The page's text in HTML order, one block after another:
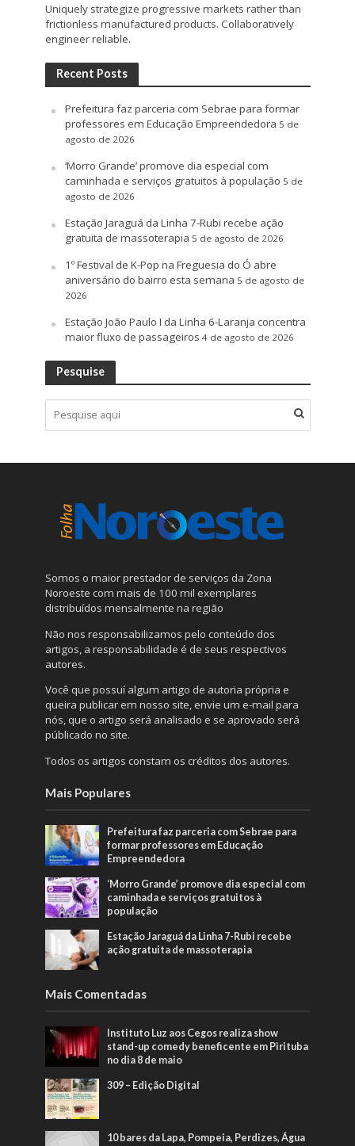
Uniquely strategize progressive markets rather than
frictionless manufactured products. Collaboratively
engineer reliable.
Recent Posts
Prefeitura faz parceria com Sebrae para formar
professores em Educação Empreendedora 5 de
agosto de 2026
‘Morro Grande’ promove dia especial com
caminhada e serviços gratuitos à população 5 de
agosto de 2026
Estação Jaraguá da Linha 7-Rubi recebe ação
gratuita de massoterapia 5 de agosto de 2026
1º Festival de K-Pop na Freguesia do Ó abre
aniversário do bairro esta semana 5 de agosto de
2026
Estação João Paulo I da Linha 6-Laranja concentra
maior fluxo de passageiros 4 de agosto de 2026
Pesquise
Somos o maior prestador de serviços da Zona
Noroeste com mais de 100 mil exemplares
distribuídos mensalmente na região
Não nos responsabilizamos pelo conteúdo dos
artigos, a responsabilidade é de seus respectivos
autores.
Você que possuí algum artigo de autoria própria e
queira publicar em nosso site, envie um e-mail para
nós, que o artigo será analisado e se aprovado será
públicado no site.
Todos os artigos constam os créditos dos autores.
Mais Populares
Prefeitura faz parceria com Sebrae para
formar professores em Educação
Empreendedora
‘Morro Grande’ promove dia especial com
caminhada e serviços gratuitos à
população
Estação Jaraguá da Linha 7-Rubi recebe
ação gratuita de massoterapia
Mais Comentadas
Instituto Luz aos Cegos realiza show
stand-up comedy beneficente em Pirituba
no dia 8 de maio
309 – Edição Digital
10 bares da Lapa, Pompeia, Perdizes, Água